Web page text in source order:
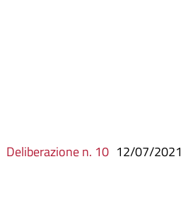
Deliberazione n. 10 12/07/2021